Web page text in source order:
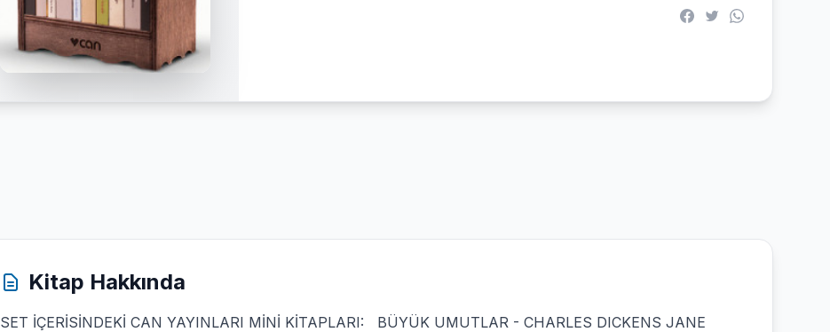
Kitap Hakkında
SET İÇERİSİNDEKİ CAN YAYINLARI MİNİ KİTAPLARI: BÜYÜK UMUTLAR - CHARLES DICKENS JANE